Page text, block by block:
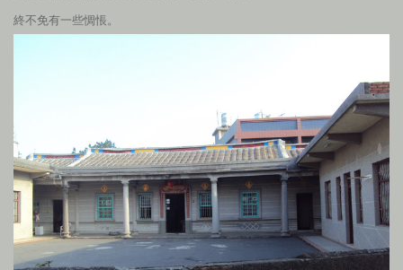
終不免有一些惆悵。